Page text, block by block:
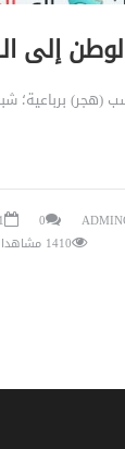
إلى
(هجر) برباعية؛
0
21
1410 مشاهدات